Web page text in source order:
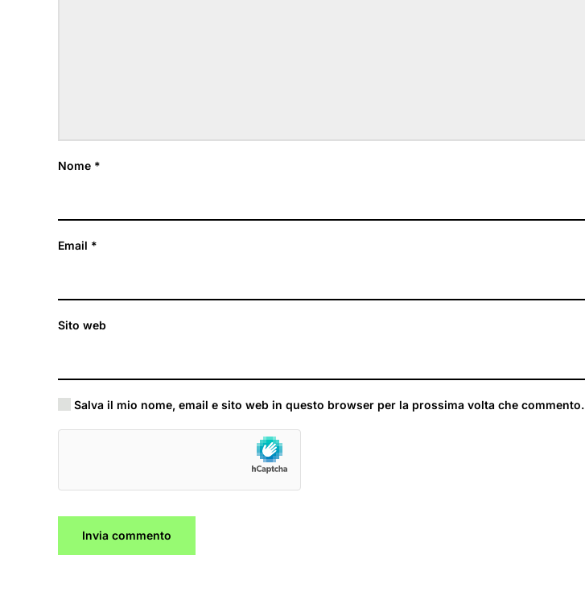
Nome *
Email *
Sito web
Salva il mio nome, email e sito web in questo browser per la prossima volta che commento.
Invia commento